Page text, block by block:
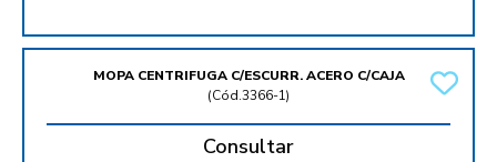
MOPA CENTRIFUGA C/ESCURR. ACERO C/CAJA
(Cód.3366-1)
Consultar